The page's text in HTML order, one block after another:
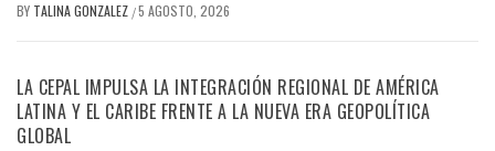
BY TALINA GONZALEZ /5 AGOSTO, 2026
LA CEPAL IMPULSA LA INTEGRACIÓN REGIONAL DE AMÉRICA
LATINA Y EL CARIBE FRENTE A LA NUEVA ERA GEOPOLÍTICA
GLOBAL